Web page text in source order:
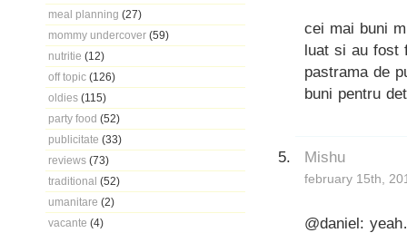
meal planning (27)
mommy undercover (59)
nutritie (12)
off topic (126)
oldies (115)
party food (52)
publicitate (33)
reviews (73)
traditional (52)
umanitare (2)
vacante (4)
cei mai buni
luat si au fost
pastrama de
buni pentru
Mishu
february 15th,
@daniel: